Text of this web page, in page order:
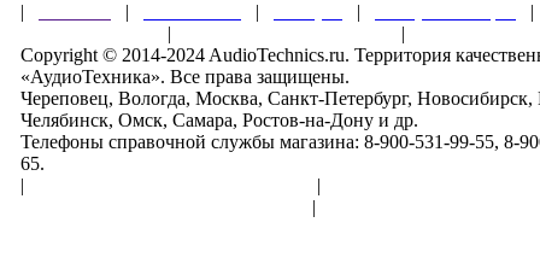
| | | |
|
|
Copyright © 2014-2024 AudioTechnics.ru. Территория
«АудиоТехника». Все права защищены.
Череповец, Вологда, Москва, Санкт-Петербург,
Челябинск, Омск, Самара, Ростов-на-Дону и др.
Телефоны справочной службы магазина: 8-900-531-99-55, 8-
65.
|
|
|